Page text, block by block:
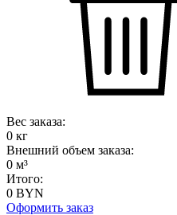
Вес заказа:
0 кг
Внешний объем заказа:
0 м³
Итого:
0 BYN
Оформить заказ